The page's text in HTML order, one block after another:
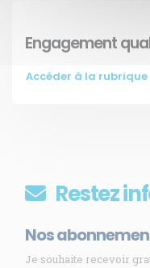
Engagement
Accéder à la rubrique
Restez
Nos
Je souhaite recevoir